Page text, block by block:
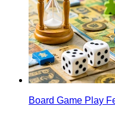
Board Game Play